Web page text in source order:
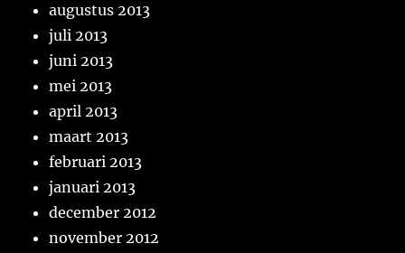
augustus 2013
juli 2013
juni 2013
mei 2013
april 2013
maart 2013
februari 2013
januari 2013
december 2012
november 2012